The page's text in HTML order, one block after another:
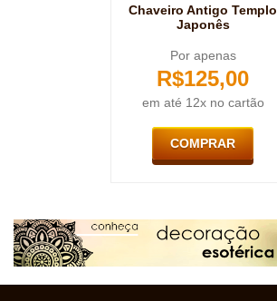
Chaveiro Antigo Templo
Japonês
Por apenas
R$125,00
em até 12x no cartão
COMPRAR